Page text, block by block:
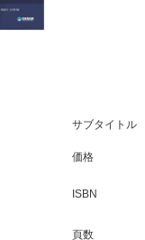
サブタイトル
価格
ISBN
頁数